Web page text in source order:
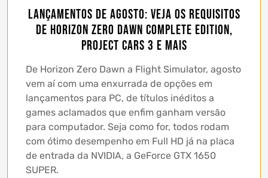
Lançamentos de Agosto: veja os requisitos
de Horizon Zero Dawn Complete Edition,
Project Cars 3 e mais
De Horizon Zero Dawn a Flight Simulator, agosto
vem aí com uma enxurrada de opções em
lançamentos para PC, de títulos inéditos a
games aclamados que enfim ganham versão
para computador. Seja como for, todos rodam
com ótimo desempenho em Full HD já na placa
de entrada da NVIDIA, a GeForce GTX 1650
SUPER.